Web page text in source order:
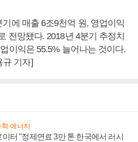
에 매출 6조9천억 원, 영업이익
전망됐다. 2018년 4분기 추정치
이익은 55.5% 늘어나는 것이다.
규 기자]
·에너지
이터 "정제연료 3만 톤 한국에서 러시